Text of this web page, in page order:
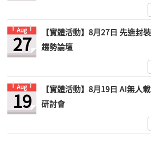
Aug
27
【實體活動】8月27日 先進封
趨勢論壇
Aug
19
【實體活動】8月19日 AI無人
研討會